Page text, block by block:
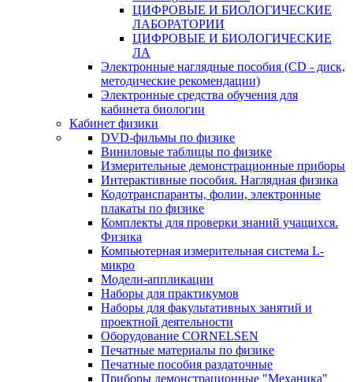
ЦИФРОВЫЕ И БИОЛОГИЧЕСКИЕ
ЛАБОРАТОРИИ
ЦИФРОВЫЕ И БИОЛОГИЧЕСКИЕ
ЛА
Электронные наглядные пособия (CD - диск,
методические рекомендации)
Электронные средства обучения для
кабинета биологии
Кабинет физики
DVD-фильмы по физике
Виниловые таблицы по физике
Измерительные демонстрационные приборы
Интерактивные пособия. Наглядная физика
Кодотранспаранты, фолии, электронные
плакаты по физике
Комплекты для проверки знаний учащихся.
Физика
Компьютерная измерительная система L-
микро
Модели-аппликации
Наборы для практикумов
Наборы для факультативных занятий и
проектной деятельности
Оборудование CORNELSEN
Печатные материалы по физике
Печатные пособия раздаточные
Приборы демонстрационные "Механика"